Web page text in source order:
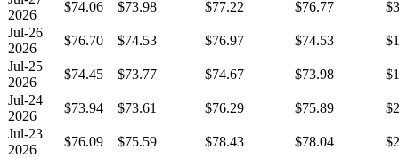
2026
$74.06 $73.98 $77.22 $76.77
Jul-26
2026
$76.70 $74.53 $76.97 $74.53
Jul-25
2026
$74.45 $73.77 $74.67 $73.98
Jul-24
2026
$73.94 $73.61 $76.29 $75.89
Jul-23
2026
$76.09 $75.59 $78.43 $78.04